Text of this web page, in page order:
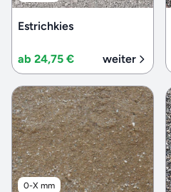
Estrichkies
ab 24,75 € weiter
0-X mm